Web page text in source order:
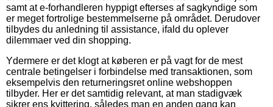
samt at e-forhandleren hyppigt efterses af sagkyndige som
er meget fortrolige bestemmelserne på området. Derudover
tilbydes du anledning til assistance, ifald du oplever
dilemmaer ved din shopping.
Ydermere er det klogt at køberen er på vagt for de mest
centrale betingelser i forbindelse med transaktionen, som
eksempelvis den returneringsret online webshoppen
tilbyder. Her er det samtidig relevant, at man stadigvæk
sikrer ens kvittering, således man en anden gang kan